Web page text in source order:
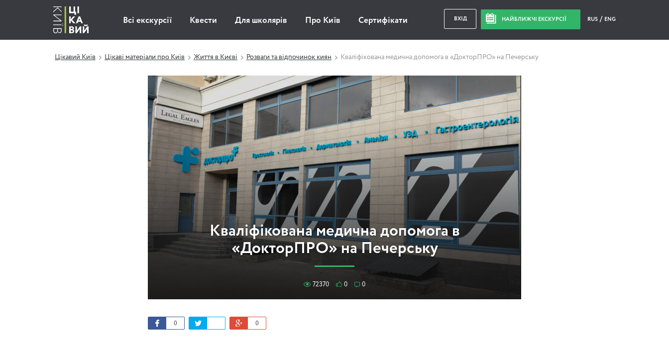
Всі екскурсії Квести Для школярів Про Київ Сертифікати ВХІД НАЙБЛИЖЧІ ЕКСКУРСІЇ RUS ENG
Цікавий Київ Цікаві матеріали про Київ Життя в Києві Розваги та відпочинок киян Кваліфікована медична допомога в «ДокторПРО» на Печерську
Кваліфікована медична допомога в
«ДокторПРО» на Печерську
72370 0 0
0 0